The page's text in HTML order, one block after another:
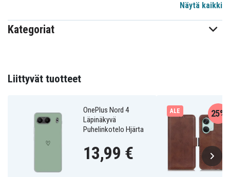
Meidän suunnittelumme on teräväreunaton ja helppo
asentaa tai poistaa puhelimestasi, ilman
naarmuuntumisen tai muiden vahinkojen riskiä. Tämä
kohtuuhintainen, tämä kuori pärjää hyvin kilpailussa.
Erinomainen valinta puhelinten suojaamiseen perheen
Tuotteen yksityiskohdat:
-Erityisesti suunniteltu Nord 3:lle, yhteensopiva
langattoman latauksen kanssa.
Näytä kaikki
Kategoriat
Liittyvät tuotteet
OnePlus Nord 4
Läpinäkyvä
Puhelinkotelo Hjärta
13,99 €
ALE 25%